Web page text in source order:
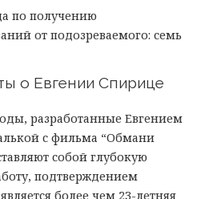
по получению
от подозреваемого: семь
о Евгении Спирице
разработанные Евгением
с фильма “Обмани
собой глубокую
подтверждением
более чем 23-летняя